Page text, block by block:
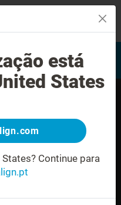
Encontrar um Invisalign
provider
está
States
Continue para